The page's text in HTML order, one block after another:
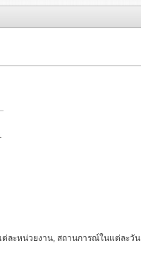
ต่ละหน่วยงาน, สถานการณ์ในแต่ละวัน